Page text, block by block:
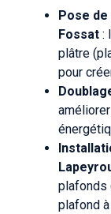
Pose
Fossat :
plâtre
pour
plafonds
plafond